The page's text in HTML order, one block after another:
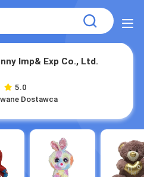
Imp& Exp Co., Ltd.
5.0
Dostawca